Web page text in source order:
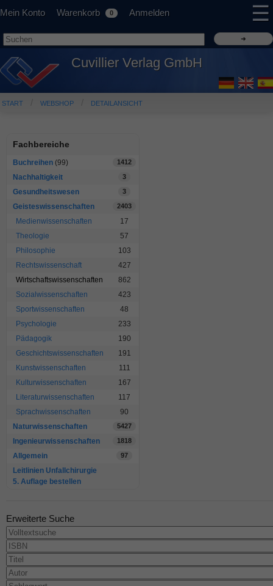
Mein Konto Warenkorb 0 Anmelden ☰
Cuvillier Verlag GmbH
START WEBSHOP DETAILANSICHT
Fachbereiche
Buchreihen (99) 1412
Nachhaltigkeit 3
Gesundheitswesen 3
Geisteswissenschaften 2403
Medienwissenschaften
17
Theologie
57
Philosophie
103
Rechtswissenschaft
427
Wirtschaftswissenschaften
862
Sozialwissenschaften
423
Sportwissenschaften
48
Psychologie
233
Pädagogik
190
Geschichtswissenschaften
191
Kunstwissenschaften
111
Kulturwissenschaften
167
Literaturwissenschaften
117
Sprachwissenschaften
90
Naturwissenschaften
5427
Ingenieurwissenschaften 1818
Allgemein 97
Leitlinien Unfallchirurgie
5. Auflage bestellen
Erweiterte Suche